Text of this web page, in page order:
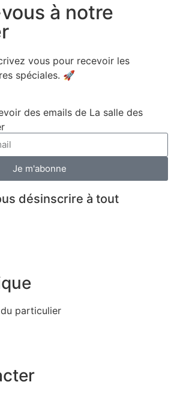
à notre
vous pour recevoir les
spéciales. 🚀​
des emails de La salle des
Je m'abonne
désinscrire à tout
particulier